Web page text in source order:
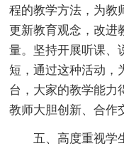
程的教学方法，为教
更新教育观念，改进
量。坚持开展听课、
短，通过这种活动，
台，大家的教学能力
教师大胆创新、合作
五、高度重视学